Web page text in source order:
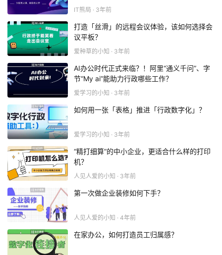
IT熊局 · 3年前
打造「丝滑」的远程会议体验，该如何选择会
议平板？
爱种草的小知 · 3年前
AI办公时代正式来临？！阿里“通义千问”、字
节“My ai”能助力行政哪些工作？
爱学习的小知 · 3年前
如何用一张「表格」推进「行政数字化」？
爱学习的小知 · 3年前
“精打细算”的中小企业，更适合什么样的打印
机？
人见人爱的小知 · 3年前
第一次做企业装修如何下手？
人见人爱的小知 · 4年前
在家办公，如何打造员工归属感？